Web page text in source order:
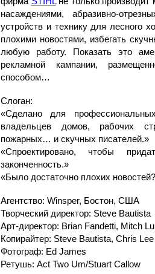
насаждениями, абразивно-
устройств и технику для лесного
плохими новостями, избегать
любую работу. Показать это
рекламной кампании,
способом…
Слоган:
«Сделано для
владельцев домов, рабочих
пожарных… и скучных писателей.»
«Спроектировано, чтобы
законченность.»
«Было достаточно плохих
Агентство: Winsper, Бостон, США
Творческий директор: Steve Bautista
Арт-директор: Brian Fandetti, Mitch
Копирайтер: Steve Bautista, Chris Lee
Фотограф: Ed James
Ретушь: Act Two Um/Stuart Callow